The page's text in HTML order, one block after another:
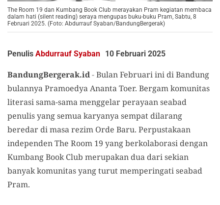
The Room 19 dan Kumbang Book Club merayakan Pram kegiatan membaca
dalam hati (silent reading) seraya mengupas buku-buku Pram, Sabtu, 8
Februari 2025. (Foto: Abdurrauf Syaban/BandungBergerak)
Penulis Abdurrauf Syaban 10 Februari 2025
BandungBergerak.id-Bulan Februari ini di Bandung
bulannya Pramoedya Ananta Toer. Bergam komunitas
literasi sama-sama menggelar perayaan seabad
penulis yang semua karyanya sempat dilarang
beredar di masa rezim Orde Baru. Perpustakaan
independen The Room 19 yang berkolaborasi dengan
Kumbang Book Club merupakan dua dari sekian
banyak komunitas yang turut memperingati seabad
Pram.